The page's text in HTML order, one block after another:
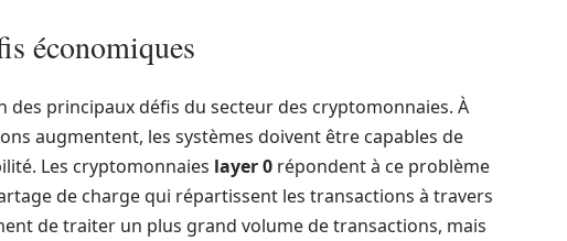
économiques
des principaux défis du secteur des cryptomonnaies. À
augmentent, les systèmes doivent être capables de
Les cryptomonnaies layer 0 répondent à ce problème
de charge qui répartissent les transactions à travers
de traiter un plus grand volume de transactions, mais